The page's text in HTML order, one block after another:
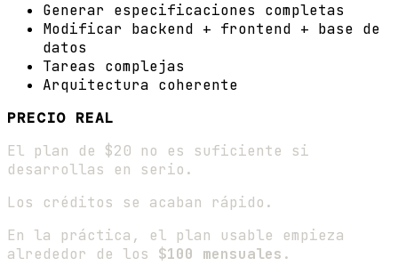
Generar especificaciones completas
Modificar backend + frontend + base de
datos
Tareas complejas
Arquitectura coherente
PRECIO REAL
El plan de $20 no es suficiente si
desarrollas en serio.
Los créditos se acaban rápido.
En la práctica, el plan usable empieza
alrededor de los $100 mensuales .